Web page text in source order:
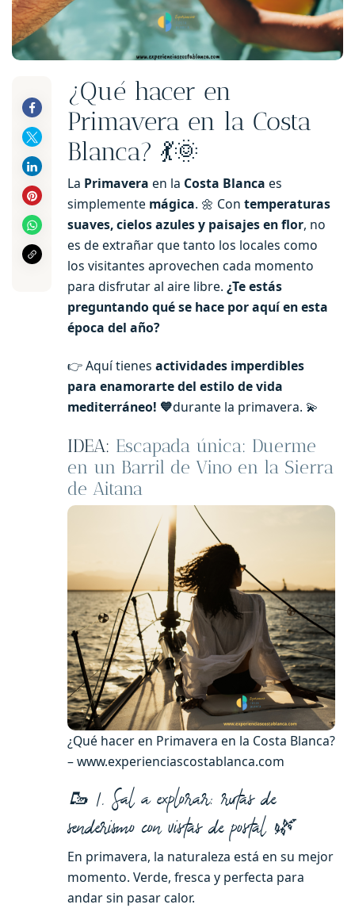
¿Qué hacer en
Primavera en la Costa
Blanca? 💃🌞
La Primavera en la Costa Blanca es
simplemente mágica. 🌼 Con temperaturas
suaves, cielos azules y paisajes en flor, no
es de extrañar que tanto los locales como
los visitantes aprovechen cada momento
para disfrutar al aire libre. ¿Te estás
preguntando qué se hace por aquí en esta
época del año?
👉 Aquí tienes actividades imperdibles
para enamorarte del estilo de vida
mediterráneo! 💙durante la primavera. 💫
IDEA: Escapada única: Duerme
en un Barril de Vino en la Sierra
de Aitana
¿Qué hacer en Primavera en la Costa Blanca?
– www.experienciascostablanca.com
🥾 1. Sal a explorar: rutas de
senderismo con vistas de postal 🌿
En primavera, la naturaleza está en su mejor
momento. Verde, fresca y perfecta para
andar sin pasar calor.